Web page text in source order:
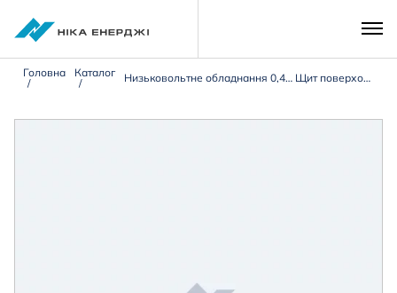
Головна Каталог Низьковольтне обладнання 0,4 кВ Щит поверховий